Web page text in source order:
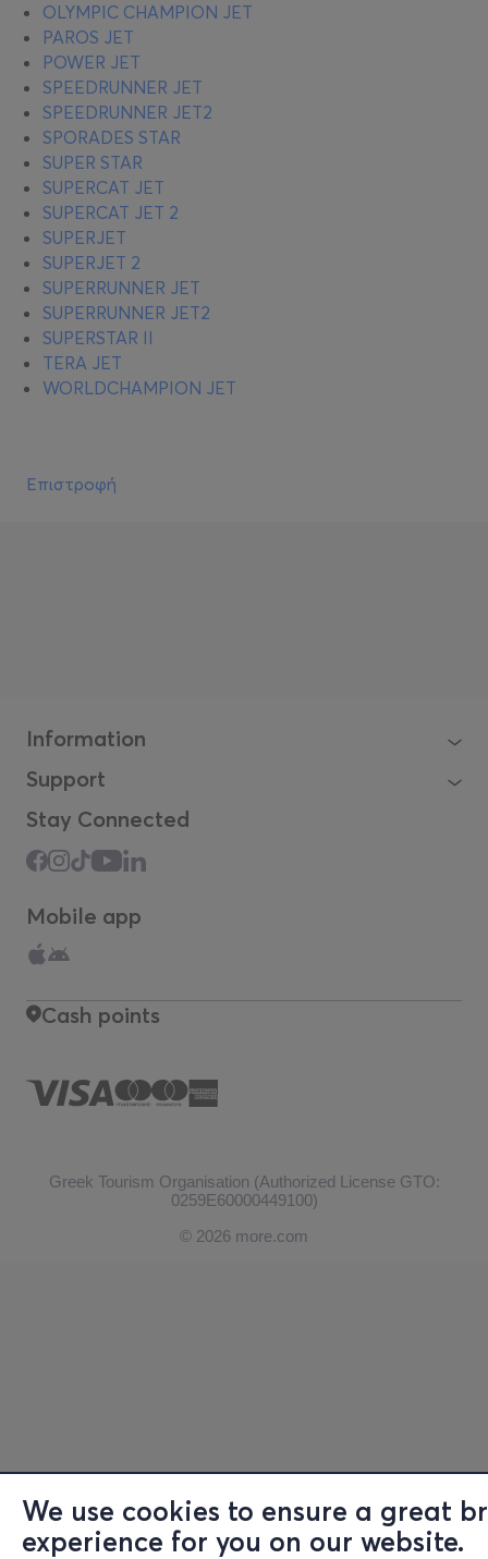
We use cookies to ensure a great
experience for you on our website.
OLYMPIC CHAMPION JET
PAROS JET
POWER JET
SPEEDRUNNER JET
SPEEDRUNNER JET2
SPORADES STAR
SUPER STAR
SUPERCAT JET
SUPERCAT JET 2
SUPERJET
SUPERJET 2
SUPERRUNNER JET
SUPERRUNNER JET2
SUPERSTAR II
TERA JET
WORLDCHAMPION JET
Επιστροφή
Cash points
Information
Support
Stay Connected
Mobile app
Greek Tourism Organisation (Authorized License GTO:
0259Ε60000449100)
© 2026 more.com